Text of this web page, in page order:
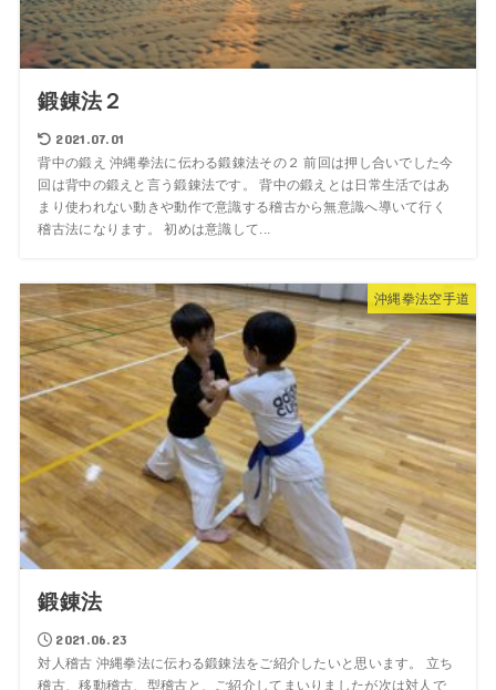
鍛錬法２
2021.07.01
背中の鍛え 沖縄拳法に伝わる鍛錬法その２ 前回は押し合いでした今
回は背中の鍛えと言う鍛錬法です。 背中の鍛えとは日常生活ではあ
まり使われない動きや動作で意識する稽古から無意識へ導いて行く
稽古法になります。 初めは意識して...
沖縄拳法空手道
鍛錬法
2021.06.23
対人稽古 沖縄拳法に伝わる鍛錬法をご紹介したいと思います。 立ち
稽古、移動稽古、型稽古と、ご紹介してまいりましたが次は対人で